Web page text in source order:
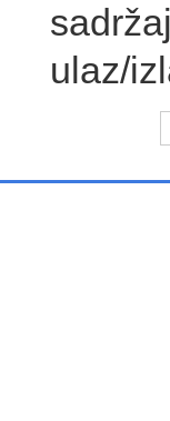
ulaz/